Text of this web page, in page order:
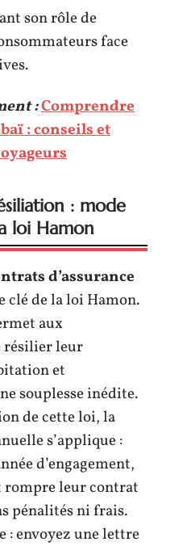
son rôle de
face
:Comprendre
: conseils et
: mode
loi Hamon
d’assurance
clé de la loi Hamon.
aux
résilier leur
et
souplesse inédite.
de cette loi, la
s’applique :
d’engagement,
rompre leur contrat
pénalités ni frais.
: envoyez une lettre